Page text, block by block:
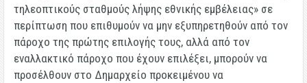
τηλεοπτικούς σταθμούς λήψης εθνικής εμβέλειας» σε
περίπτωση που επιθυμούν να μην εξυπηρετηθούν από τον
πάροχο της πρώτης επιλογής τους, αλλά από τον
εναλλακτικό πάροχο που έχουν επιλέξει, μπορούν να
προσέλθουν στο Δημαρχείο προκειμένου να